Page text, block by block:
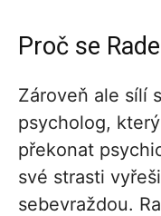
Proč se
Zároveň ale sílí
psycholog,
překonat
své strasti
sebevraždou.